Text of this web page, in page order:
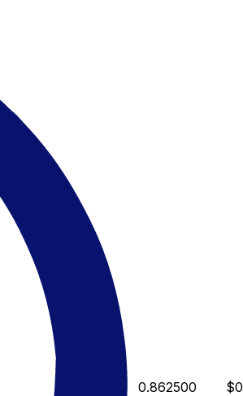
0.862500 $0